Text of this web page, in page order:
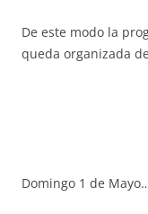
De este modo la
queda organizada
Domingo 1 de